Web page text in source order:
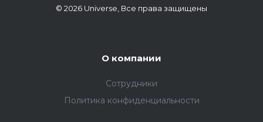
© 2026 Universe, Все права защищены
О компании
Сотрудники
Политика конфиденциальности